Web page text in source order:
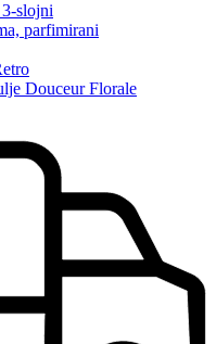
slojni
parfimirani
Douceur Florale